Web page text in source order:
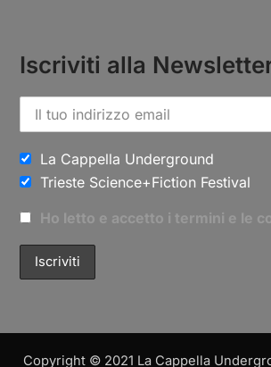
Iscriviti alla
La Cappella Underground
Trieste Science+Fiction Festival
Ho letto e accetto i termini e le
Copyright © 2021 La Cappella